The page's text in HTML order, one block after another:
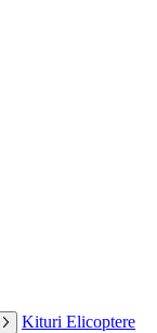
Kituri Elicoptere